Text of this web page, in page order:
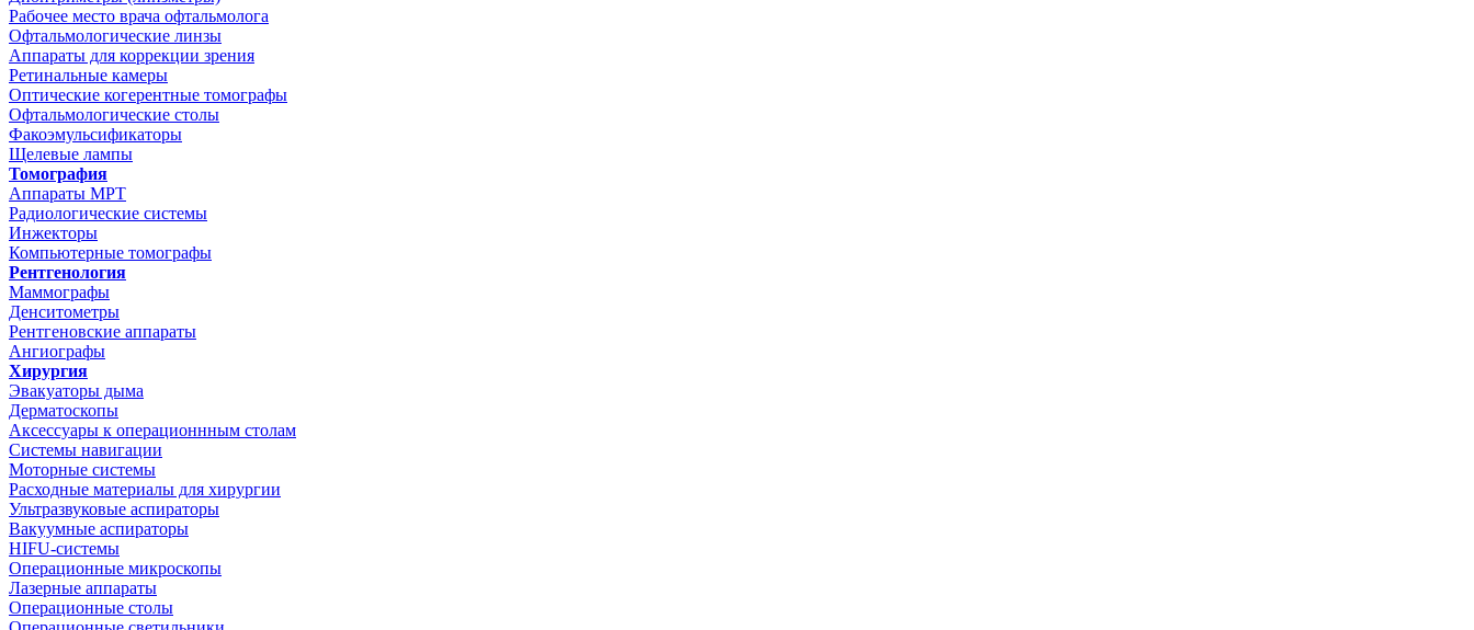
Рабочее место врача офтальмолога
Офтальмологические линзы
Аппараты для коррекции зрения
Ретинальные камеры
Оптические когерентные томографы
Офтальмологические столы
Факоэмульсификаторы
Щелевые лампы
Томография
Аппараты МРТ
Радиологические системы
Инжекторы
Компьютерные томографы
Рентгенология
Маммографы
Денситометры
Рентгеновские аппараты
Ангиографы
Хирургия
Эвакуаторы дыма
Дерматоскопы
Аксессуары к операционнным столам
Системы навигации
Моторные системы
Расходные материалы для хирургии
Ультразвуковые аспираторы
Вакуумные аспираторы
HIFU-системы
Операционные микроскопы
Лазерные аппараты
Операционные столы